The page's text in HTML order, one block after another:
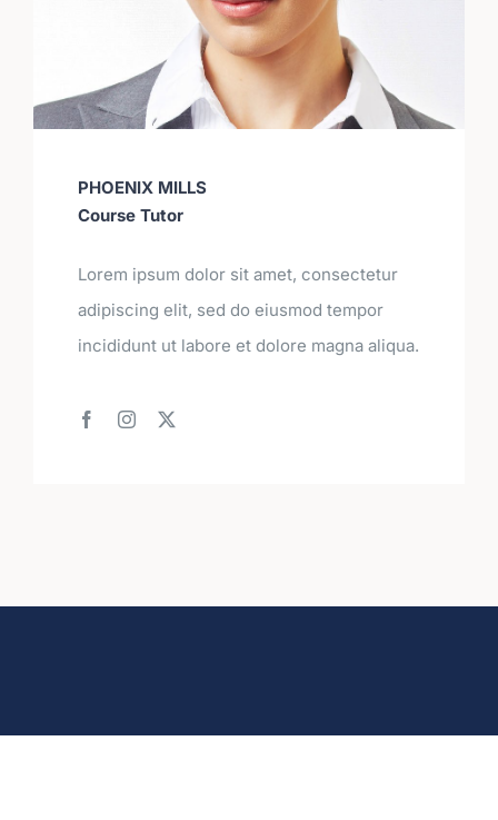
PHOENIX MILLS
Course Tutor
Lorem ipsum dolor sit amet, consectetur
adipiscing elit, sed do eiusmod tempor
incididunt ut labore et dolore magna aliqua.